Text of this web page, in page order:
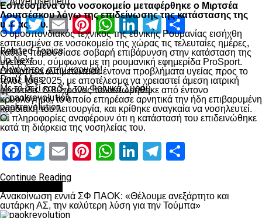
Facebook
Twitter
EmailPinterest
WhatsApp
LinkedIn
Telegram
Related Topics:
Up Next
Ακλόνητος στην κορυφή!
Don't Miss
Με το δεξί και 3-1 τον Φοίνικα Σύρου
paokrevolution
Εσπευσμένα στο νοσοκομείο μεταφέρθηκε ο Μιρτσέα
Λουτσέσκου λόγω της επιδείνωσης της κατάστασης της
υγείας του.
Ο ομοσπονδιακός τεχνικός της εθνικής Ρουμανίας εισήχθη
εσπευσμένα σε νοσοκομείο της χώρας τις τελευταίες ημέρες,
καθώς παρουσίασε σοβαρή επιβάρυνση στην κατάσταση της
υγείας του, σύμφωνα με τη ρουμανική εφημερίδα ProSport.
Ο Μιρτσέα αντιμετώπισε έντονα προβλήματα υγείας προς το
τέλος του 2025, με αποτέλεσμα να χρειαστεί άμεση ιατρική
φροντίδα. Ο 80χρονος ταλαιπωρήθηκε από έντονο
κρυολόγημα, το οποίο επηρέασε αρνητικά την ήδη επιβαρυμένη
καρδιακή του λειτουργία, και κρίθηκε αναγκαία να νοσηλευτεί.
Οι πληροφορίες αναφέρουν ότι η κατάστασή του επιδεινώθηκε
κατά τη διάρκεια της νοσηλείας του.
Facebook
Twitter
EmailPinterest
WhatsApp
LinkedIn
Telegram
Continue Reading
Ανακοίνωση εννιά ΣΦ ΠΑΟΚ: «Θέλουμε ανεξάρτητο και
αυτάρκη ΑΣ, την καλύτερη λύση για την Τούμπα»